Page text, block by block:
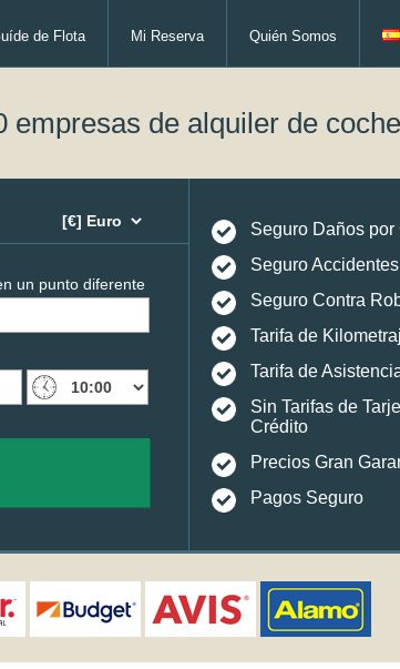
de Flota Mi Reserva Quién Somos
empresas de alquiler de
un punto diferente
Seguro Daños por
Seguro
Seguro Contra
Tarifa de
Tarifa de
Sin Tarifas de
Crédito
Precios Gran
Pagos Seguro